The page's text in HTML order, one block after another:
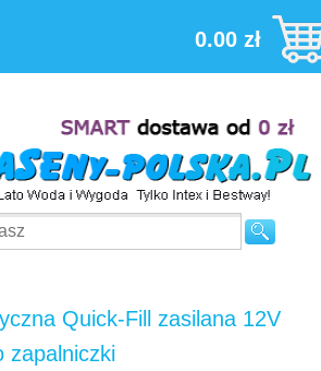
0.00 zł
Quick-Fill zasilana 12V
zapalniczki